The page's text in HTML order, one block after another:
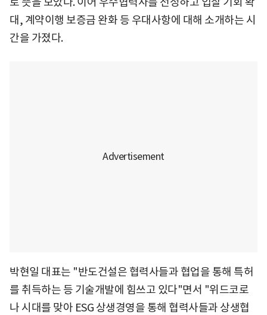
대, 계약이행 보증금 완화 등 우대사항에 대해 소개하는 시
간을 가졌다.
박현일 대표는 "반도건설은 협력사들과 협업을 통해 특허
를 취득하는 등 기술개발에 힘쓰고 있다"면서 "위드코로
나 시대를 맞아 ESG 상생경영을 통해 협력사들과 상생협